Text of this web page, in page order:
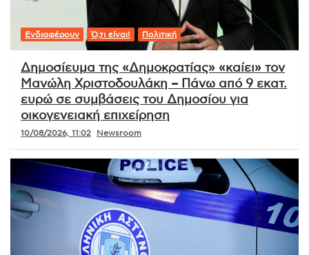
Ενδιαφέρουν Ό,τι είναι! Πολιτική
Δημοσίευμα της «Δημοκρατίας» «καίει» τον
Μανώλη Χριστοδουλάκη – Πάνω από 9 εκατ.
ευρώ σε συμβάσεις του Δημοσίου για
οικογενειακή επιχείρηση
10/08/2026, 11:02 Newsroom